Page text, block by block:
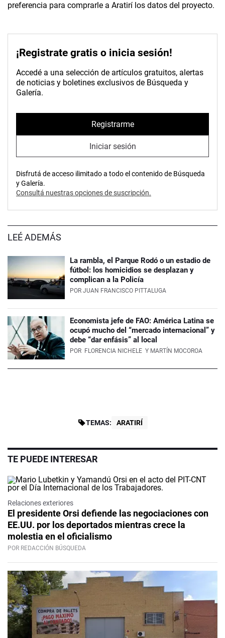
preferencia para comprarle a Aratirí los datos del proyecto.
¡Registrate gratis o inicia sesión!
Accedé a una selección de artículos gratuitos, alertas
de noticias y boletines exclusivos de Búsqueda y
Galería.
Registrarme
Iniciar sesión
Disfrutá de acceso ilimitado a todo el contenido de Búsqueda
y Galería.
Consultá nuestras opciones de suscripción.
LEÉ ADEMÁS
La rambla, el Parque Rodó o un estadio de
fútbol: los homicidios se desplazan y
complican a la Policía
POR JUAN FRANCISCO PITTALUGA
Economista jefe de FAO: América Latina se
ocupó mucho del “mercado internacional” y
debe “dar enfásis” al local
POR FLORENCIA NICHELE Y MARTÍN MOCOROA
TEMAS: ARATIRÍ
TE PUEDE INTERESAR
Relaciones exteriores
El presidente Orsi defiende las negociaciones con
EE.UU. por los deportados mientras crece la
molestia en el oficialismo
POR REDACCIÓN BÚSQUEDA